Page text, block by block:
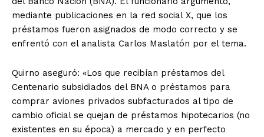
mediante publicaciones en la red social X, que los
préstamos fueron asignados de modo correcto y se
enfrentó con el analista Carlos Maslatón por el tema.
Quirno aseguró: «Los que recibían préstamos del
Centenario subsidiados del BNA o préstamos para
comprar aviones privados subfacturados al tipo de
cambio oficial se quejan de préstamos hipotecarios (no
existentes en su época) a mercado y en perfecto